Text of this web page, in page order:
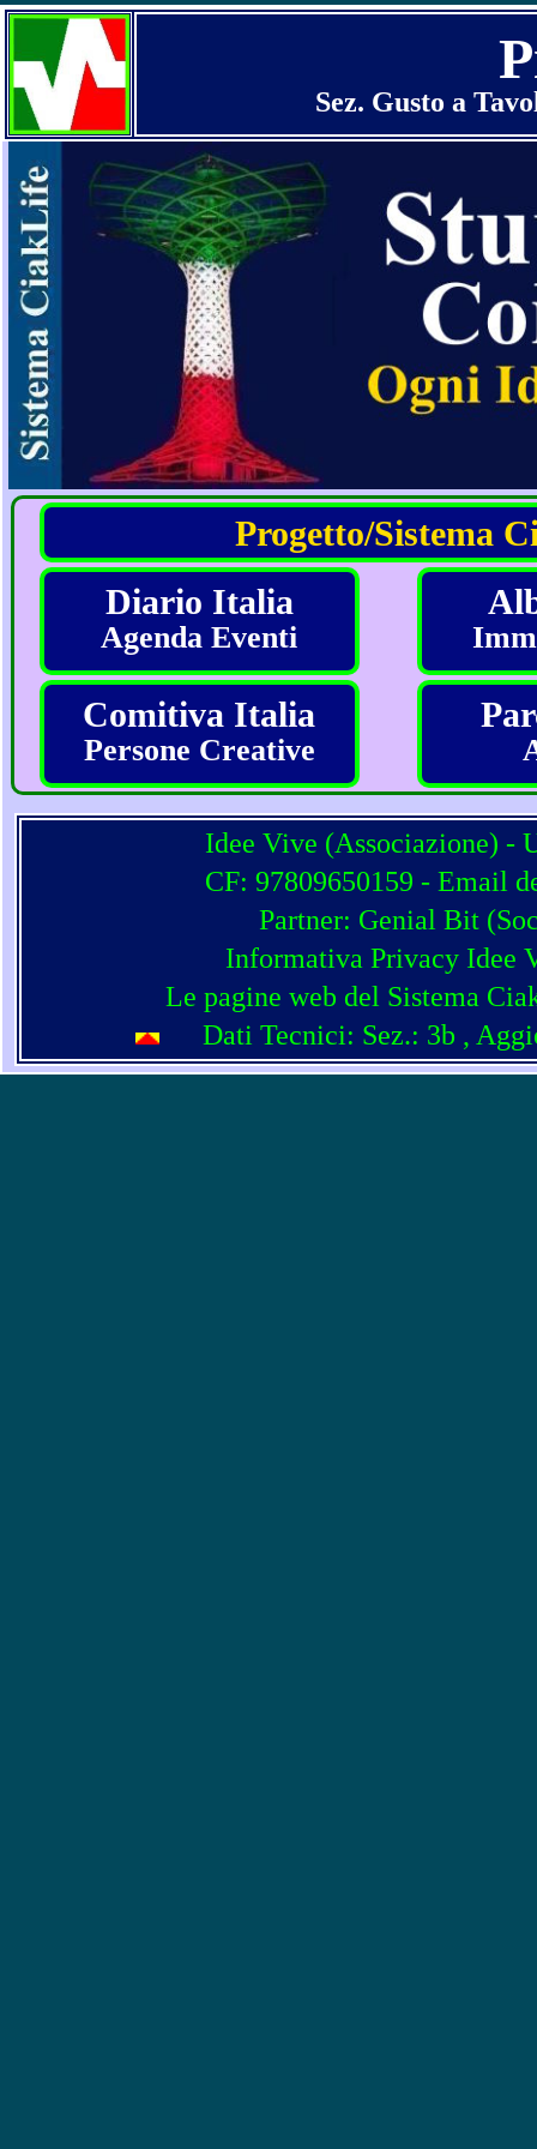
Sez. Gusto a
Progetto/Sistema
Diario Italia
Agenda Eventi
Comitiva Italia
Persone Creative
Idee Vive (Associazione) -
CF: 97809650159 - Email
Partner: Genial Bit (
Informativa Privacy Idee
Le pagine web del Sistema
Dati Tecnici: Sez.: 3b ,